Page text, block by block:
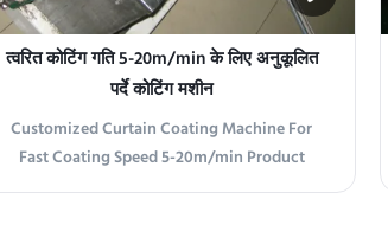
त्वरित कोटिंग गति 5-20m/min के लिए अनुकूलित
पर्दे कोटिंग मशीन
Customized Curtain Coating Machine For
Fast Coating Speed 5-20m/min Product
Description The Curtain Coating Machine